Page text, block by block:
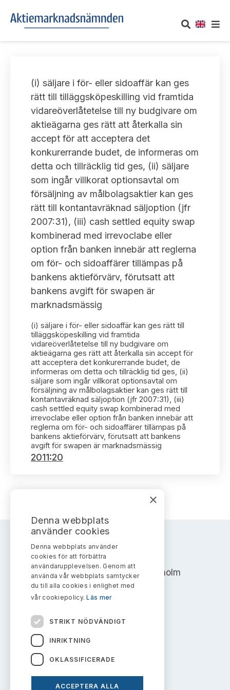
Om oss
Vårt uppdrag
Informationsgivning
Arbetssätt och jävsfrågor
Stadgar
Arbetsordning
Ledamöter
Huvudmän
Verksamhetsberättelser
Publikationer och anföranden
UTTALANDEN
Om nämndens uttalanden
Framställningar och konsultation
Uttalanden sorterade efter publiceringsdatum
Samtliga uttalanden sorterade årsvis
Uttalanden sorterade ämnesvis
Sök uttalanden
Avgifter
Prenumerera
TAKEOVER-REGLER
Takeover-regler för reglerade marknader och vissa
handelsplattformar
AKTUELLT
Nyheter och pressmeddelanden
Prenumerera
Bildarkiv
KONTAKT
Kontakt angående ansökningar och uttalanden
Kontakt administrativa ärenden
(i) säljare i för- eller sidoaffär kan ges
rätt till tilläggsköpeskilling vid framtida
vidareöverlåtetelse till ny budgivare om
aktieägarna ges rätt att återkalla sin
accept för att acceptera det
konkurerrande budet, de informeras om
detta och tillräcklig tid ges, (ii) säljare
som ingår villkorat optionsavtal om
försäljning av målbolagsaktier kan ges
rätt till kontantavräknad säljoption (jfr
2007:31), (iii) cash settled equity swap
kombinerad med irrevoclabe eller
option från banken innebär att reglerna
om för- och sidoaffärer tillämpas på
bankens aktieförvärv, förutsatt att
bankens avgift för swapen är
marknadsmässig
(i) säljare i för- eller sidoaffär kan ges rätt till
tilläggsköpeskilling vid framtida
vidareöverlåtetelse till ny budgivare om
aktieägarna ges rätt att återkalla sin accept för
att acceptera det konkurerrande budet, de
informeras om detta och tillräcklig tid ges, (ii)
säljare som ingår villkorat optionsavtal om
försäljning av målbolagsaktier kan ges rätt till
kontantavräknad säljoption (jfr 2007:31), (iii)
cash settled equity swap kombinerad med
irrevoclabe eller option från banken innebär att
reglerna om för- och sidoaffärer tillämpas på
bankens aktieförvärv, förutsatt att bankens
avgift för swapen är marknadsmässig
2011:20
AKTIEMARKNADSNÄMNDEN
Address: Box 7354, 103 90 Stockholm
info@aktiemarknadsnamnden.se
Om innehållet
Om webbplatsen
×
Denna webbplats
använder cookies
Denna webbplats använder
cookies för att förbättra
användarupplevelsen. Genom att
använda vår webbplats samtycker
du till alla cookies i enlighet med
vår cookiepolicy.Läs mer
STRIKT NÖDVÄNDIGT
INRIKTNING
OKLASSIFICERADE
ACCEPTERA ALLA